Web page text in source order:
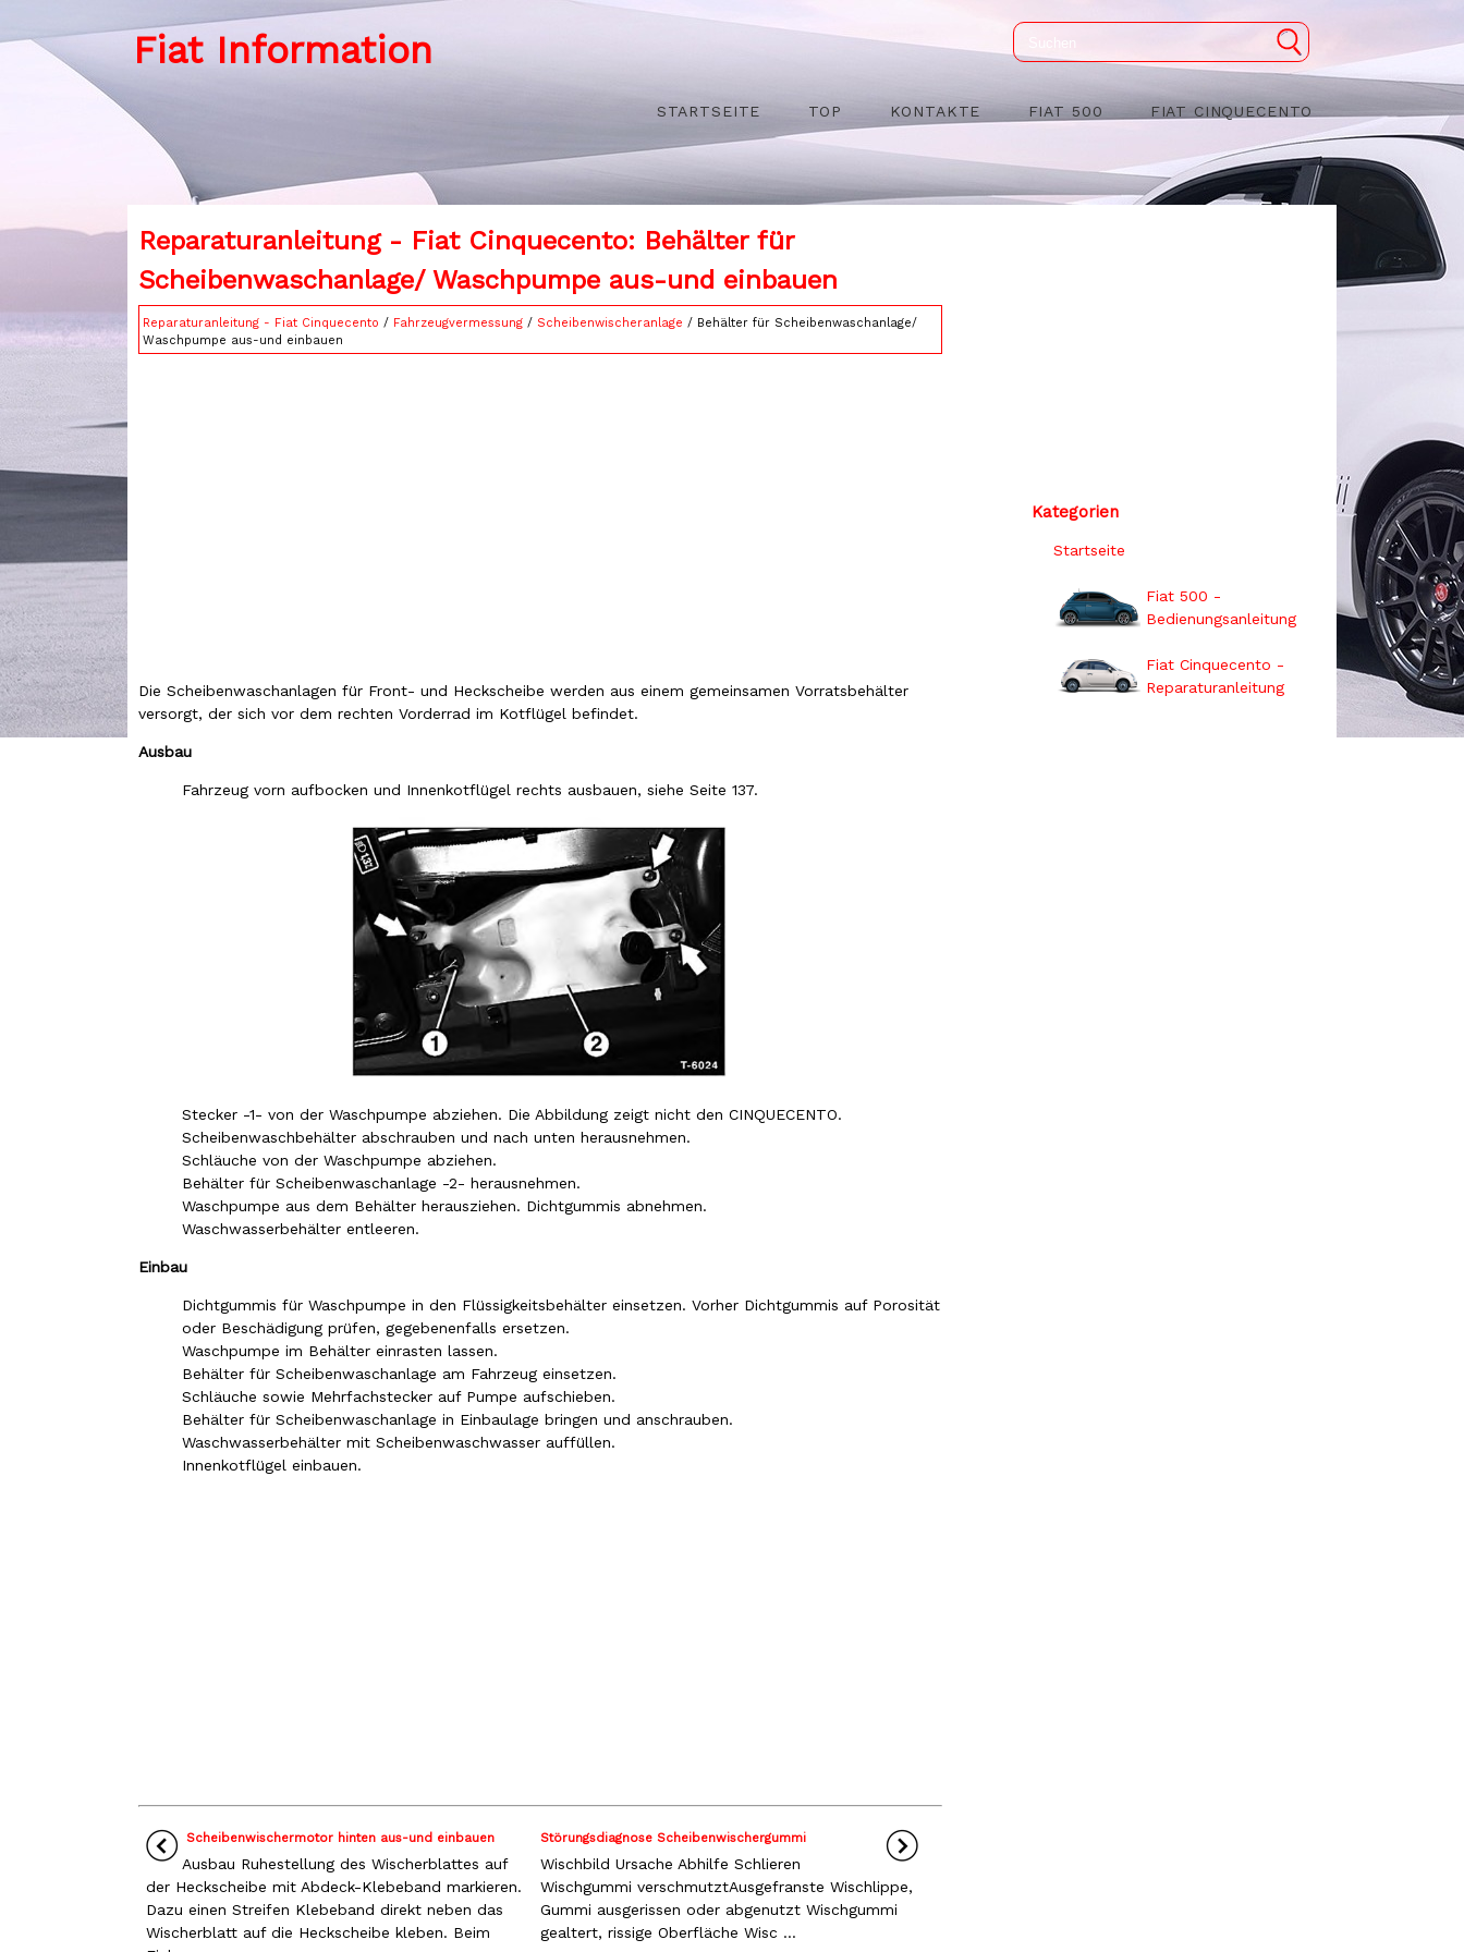
Fiat Information
STARTSEITE TOP KONTAKTE FIAT 500 FIAT CINQUECENTO
Reparaturanleitung - Fiat Cinquecento: Behälter für
Scheibenwaschanlage/ Waschpumpe aus-und einbauen
Reparaturanleitung - Fiat Cinquecento / Fahrzeugvermessung / Scheibenwischeranlage / Behälter für Scheibenwaschanlage/
Waschpumpe aus-und einbauen
Die Scheibenwaschanlagen für Front- und Heckscheibe werden aus einem gemeinsamen Vorratsbehälter
versorgt, der sich vor dem rechten Vorderrad im Kotflügel befindet.
Ausbau
Fahrzeug vorn aufbocken und Innenkotflügel rechts ausbauen, siehe Seite 137.
Stecker -1- von der Waschpumpe abziehen. Die Abbildung zeigt nicht den CINQUECENTO.
Scheibenwaschbehälter abschrauben und nach unten herausnehmen.
Schläuche von der Waschpumpe abziehen.
Behälter für Scheibenwaschanlage -2- herausnehmen.
Waschpumpe aus dem Behälter herausziehen. Dichtgummis abnehmen.
Waschwasserbehälter entleeren.
Einbau
Dichtgummis für Waschpumpe in den Flüssigkeitsbehälter einsetzen. Vorher Dichtgummis auf Porosität
oder Beschädigung prüfen, gegebenenfalls ersetzen.
Waschpumpe im Behälter einrasten lassen.
Behälter für Scheibenwaschanlage am Fahrzeug einsetzen.
Schläuche sowie Mehrfachstecker auf Pumpe aufschieben.
Behälter für Scheibenwaschanlage in Einbaulage bringen und anschrauben.
Waschwasserbehälter mit Scheibenwaschwasser auffüllen.
Innenkotflügel einbauen.
Scheibenwischermotor hinten aus-und einbauen
Ausbau Ruhestellung des Wischerblattes auf
der Heckscheibe mit Abdeck-Klebeband markieren.
Dazu einen Streifen Klebeband direkt neben das
Wischerblatt auf die Heckscheibe kleben. Beim
Störungsdiagnose Scheibenwischergummi
Wischbild Ursache Abhilfe Schlieren
Wischgummi verschmutztAusgefranste Wischlippe,
Gummi ausgerissen oder abgenutzt Wischgummi
gealtert, rissige Oberfläche Wisc ...
Kategorien
Startseite
Fiat 500 -
Bedienungsanleitung
Fiat Cinquecento -
Reparaturanleitung